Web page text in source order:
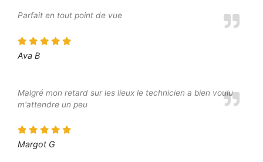
Parfait en tout point de vue
Ava B
Malgré mon retard sur les lieux le technicien a bien voulu
m'attendre un peu
Margot G